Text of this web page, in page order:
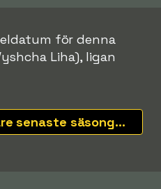
för denna
Liha), ligan
Alla skytteligavinnare senaste säsongerna